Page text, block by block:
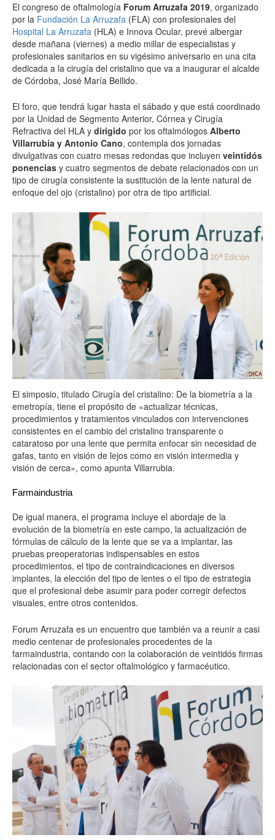
El congreso de oftalmología Forum Arruzafa 2019, organizado
por la Fundación La Arruzafa (FLA) con profesionales del
Hospital La Arruzafa (HLA) e Innova Ocular, prevé albergar
desde mañana (viernes) a medio millar de especialistas y
profesionales sanitarios en su vigésimo aniversario en una cita
dedicada a la cirugía del cristalino que va a inaugurar el alcalde
de Córdoba, José María Bellido.
El foro, que tendrá lugar hasta el sábado y que está coordinado
por la Unidad de Segmento Anterior, Córnea y Cirugía
Refractiva del HLA y dirigido por los oftalmólogos Alberto
Villarrubia y Antonio Cano, contempla dos jornadas
divulgativas con cuatro mesas redondas que incluyen veintidós
ponencias y cuatro segmentos de debate relacionados con un
tipo de cirugía consistente la sustitución de la lente natural de
enfoque del ojo (cristalino) por otra de tipo artificial.
El simposio, titulado Cirugía del cristalino: De la biometría a la
emetropía, tiene el propósito de «actualizar técnicas,
procedimientos y tratamientos vinculados con intervenciones
consistentes en el cambio del cristalino transparente o
cataratoso por una lente que permita enfocar sin necesidad de
gafas, tanto en visión de lejos como en visión intermedia y
visión de cerca», como apunta Villarrubia.
Farmaindustria
De igual manera, el programa incluye el abordaje de la
evolución de la biometría en este campo, la actualización de
fórmulas de cálculo de la lente que se va a implantar, las
pruebas preoperatorias indispensables en estos
procedimientos, el tipo de contraindicaciones en diversos
implantes, la elección del tipo de lentes o el tipo de estrategia
que el profesional debe asumir para poder corregir defectos
visuales, entre otros contenidos.
Forum Arruzafa es un encuentro que también va a reunir a casi
medio centenar de profesionales procedentes de la
farmaindustria, contando con la colaboración de veintidós firmas
relacionadas con el sector oftalmológico y farmacéutico.